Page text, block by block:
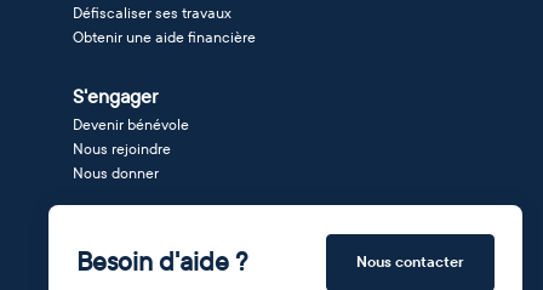
Défiscaliser ses travaux
Obtenir une aide financière
S'engager
Devenir bénévole
Nous rejoindre
Nous donner
Besoin d'aide ? Nous contacter